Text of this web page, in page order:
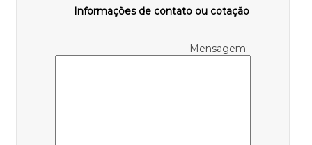
Informações de contato ou cotação
Mensagem: